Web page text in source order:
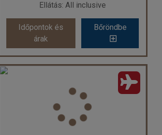
Időpontok és
árak
Bőröndbe
Ellátás: All inclusive
Időpontok és
árak
Bőröndbe
Dias By Azul Collection ***
Görögország
Adelianos Kampos
Utazás módja:
Repülővel
Ellátás:All inclusive
Szálláskategória: